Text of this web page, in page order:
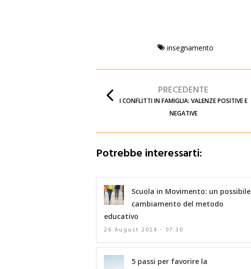
insegnamento
PRECEDENTE
I CONFLITTI IN FAMIGLIA: VALENZE POSITIVE E
NEGATIVE
Potrebbe interessarti:
Scuola in Movimento: un possibile
cambiamento del metodo
educativo
26 August 2024 - 07:30
5 passi per favorire la